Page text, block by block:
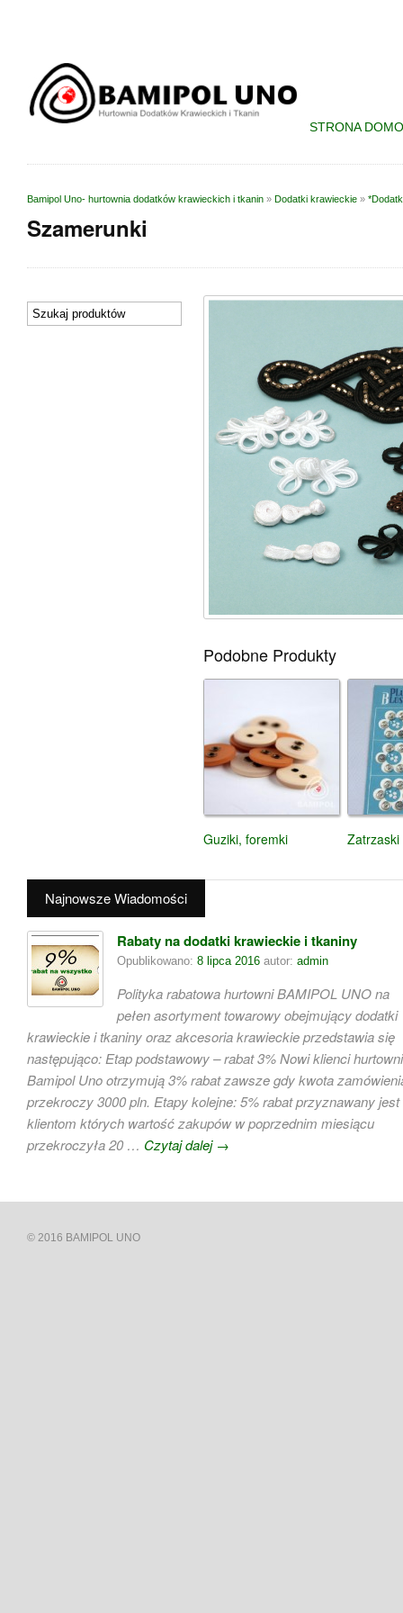
STRONA
Bamipol Uno- hurtownia dodatków krawieckich i tkanin » Dodatki krawieckie »
Szamerunki
Podobne Produkty
Guziki, foremki Zatrzaski
Najnowsze Wiadomości
Rabaty na dodatki krawieckie i tkaniny
Opublikowano: 8 lipca 2016 autor: admin
Polityka rabatowa hurtowni BAMIPOL UNO na
pełen asortyment towarowy obejmujący dodatki
krawieckie i tkaniny oraz akcesoria krawieckie przedstawia się
następująco: Etap podstawowy – rabat 3% Nowi klienci hurtowni
Bamipol Uno otrzymują 3% rabat zawsze gdy kwota
przekroczy 3000 pln. Etapy kolejne: 5% rabat przyznawany jest
klientom których wartość zakupów w poprzednim miesiącu
przekroczyła 20 … Czytaj dalej →
© 2016 BAMIPOL UNO